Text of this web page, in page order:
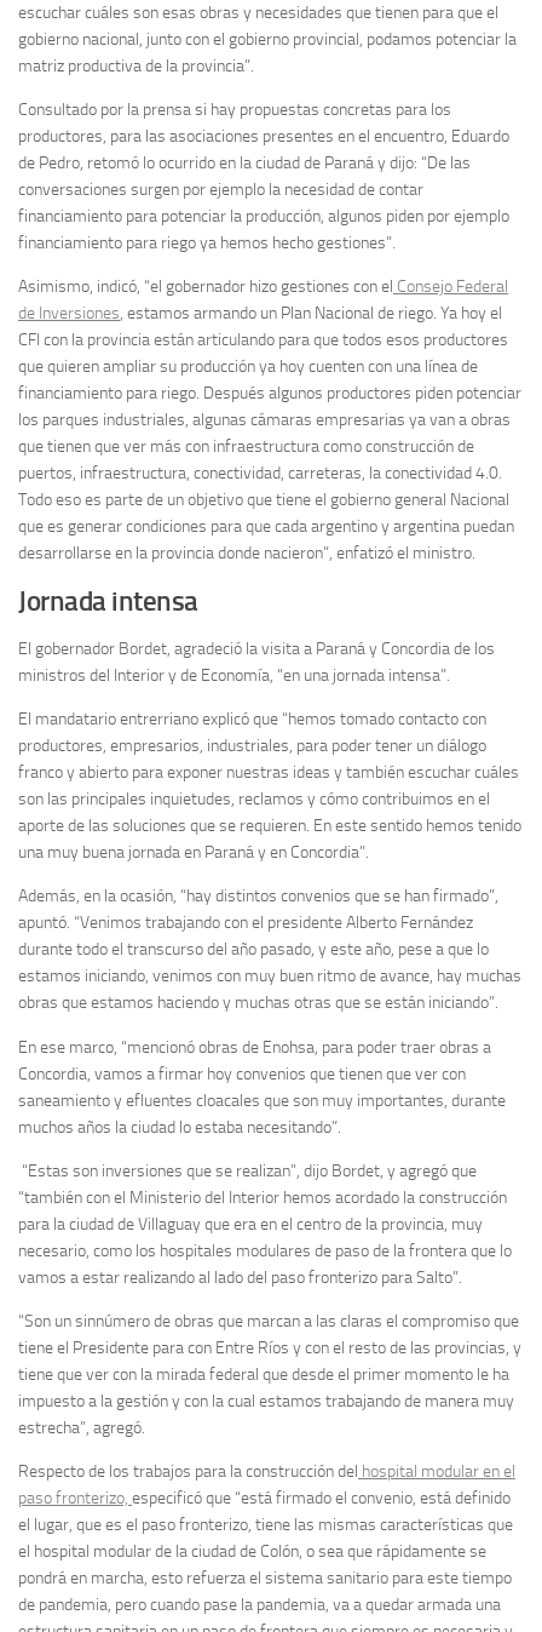
escuchar cuáles son esas obras y necesidades que tienen para que el
gobierno nacional, junto con el gobierno provincial, podamos potenciar la
matriz productiva de la provincia”.
Consultado por la prensa si hay propuestas concretas para los
productores, para las asociaciones presentes en el encuentro, Eduardo
de Pedro, retomó lo ocurrido en la ciudad de Paraná y dijo: “De las
conversaciones surgen por ejemplo la necesidad de contar
financiamiento para potenciar la producción, algunos piden por ejemplo
financiamiento para riego ya hemos hecho gestiones”.
Asimismo, indicó, “el gobernador hizo gestiones con el Consejo Federal
de Inversiones, estamos armando un Plan Nacional de riego. Ya hoy el
CFI con la provincia están articulando para que todos esos productores
que quieren ampliar su producción ya hoy cuenten con una línea de
financiamiento para riego. Después algunos productores piden potenciar
los parques industriales, algunas cámaras empresarias ya van a obras
que tienen que ver más con infraestructura como construcción de
puertos, infraestructura, conectividad, carreteras, la conectividad 4.0.
Todo eso es parte de un objetivo que tiene el gobierno general Nacional
que es generar condiciones para que cada argentino y argentina puedan
desarrollarse en la provincia donde nacieron”, enfatizó el ministro.
Jornada intensa
El gobernador Bordet, agradeció la visita a Paraná y Concordia de los
ministros del Interior y de Economía, “en una jornada intensa”.
El mandatario entrerriano explicó que “hemos tomado contacto con
productores, empresarios, industriales, para poder tener un diálogo
franco y abierto para exponer nuestras ideas y también escuchar cuáles
son las principales inquietudes, reclamos y cómo contribuimos en el
aporte de las soluciones que se requieren. En este sentido hemos tenido
una muy buena jornada en Paraná y en Concordia”.
Además, en la ocasión, “hay distintos convenios que se han firmado”,
apuntó. “Venimos trabajando con el presidente Alberto Fernández
durante todo el transcurso del año pasado, y este año, pese a que lo
estamos iniciando, venimos con muy buen ritmo de avance, hay muchas
obras que estamos haciendo y muchas otras que se están iniciando”.
En ese marco, “mencionó obras de Enohsa, para poder traer obras a
Concordia, vamos a firmar hoy convenios que tienen que ver con
saneamiento y efluentes cloacales que son muy importantes, durante
muchos años la ciudad lo estaba necesitando”.
“Estas son inversiones que se realizan”, dijo Bordet, y agregó que
“también con el Ministerio del Interior hemos acordado la construcción
para la ciudad de Villaguay que era en el centro de la provincia, muy
necesario, como los hospitales modulares de paso de la frontera que lo
vamos a estar realizando al lado del paso fronterizo para Salto”.
“Son un sinnúmero de obras que marcan a las claras el compromiso que
tiene el Presidente para con Entre Ríos y con el resto de las provincias, y
tiene que ver con la mirada federal que desde el primer momento le ha
impuesto a la gestión y con la cual estamos trabajando de manera muy
estrecha”, agregó.
Respecto de los trabajos para la construcción del hospital modular en el
paso fronterizo, especificó que “está firmado el convenio, está definido
el lugar, que es el paso fronterizo, tiene las mismas características que
el hospital modular de la ciudad de Colón, o sea que rápidamente se
pondrá en marcha, esto refuerza el sistema sanitario para este tiempo
de pandemia, pero cuando pase la pandemia, va a quedar armada una